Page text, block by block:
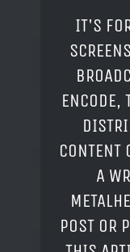
IT'S
ENCODE,
CONTENT
A
POST OR